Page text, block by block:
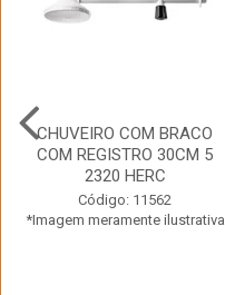
CHUVEIRO COM BRACO
COM REGISTRO 30CM 5
2320 HERC
Código: 11562
*Imagem meramente ilustrativa